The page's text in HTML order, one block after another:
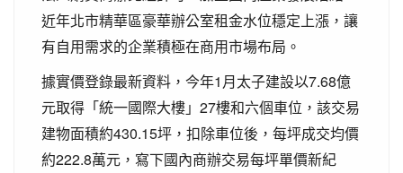
近年北市精華區豪華辦公室租金水位穩定上漲，讓
有自用需求的企業積極在商用市場布局。
據實價登錄最新資料，今年1月太子建設以7.68億
元取得「統一國際大樓」27樓和六個車位，該交易
建物面積約430.15坪，扣除車位後，每坪成交均價
約222.8萬元，寫下國內商辦交易每坪單價新紀